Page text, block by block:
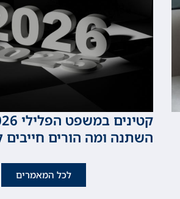
השתנה ומה הורים
לכל המאמרים